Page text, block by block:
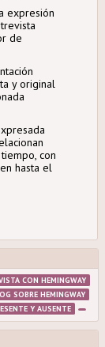
expresión
de
y original
con
hasta el
CON HEMINGWAY
SOBRE HEMINGWAY
Y AUSENTE